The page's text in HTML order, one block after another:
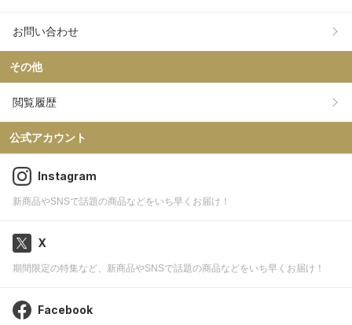
お問い合わせ
その他
閲覧履歴
公式アカウント
Instagram
新商品やSNSで話題の商品などをいち早くお届け！
X
期間限定の特集など、新商品やSNSで話題の商品などをいち早くお届け！
Facebook